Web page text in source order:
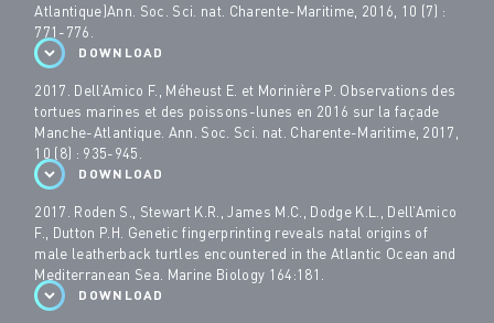
Atlantique)Ann. Soc. Sci. nat. Charente-Maritime, 2016, 10 (7) :
771-776.
DOWNLOAD
2017. Dell’Amico F., Méheust E. et Morinière P. Observations des
tortues marines et des poissons-lunes en 2016 sur la façade
Manche-Atlantique. Ann. Soc. Sci. nat. Charente-Maritime, 2017,
10 (8) : 935-945.
DOWNLOAD
2017. Roden S., Stewart K.R., James M.C., Dodge K.L., Dell’Amico
F., Dutton P.H. Genetic fingerprinting reveals natal origins of
male leatherback turtles encountered in the Atlantic Ocean and
Mediterranean Sea. Marine Biology 164:181.
DOWNLOAD